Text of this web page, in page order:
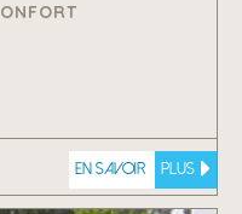
En savoir plus